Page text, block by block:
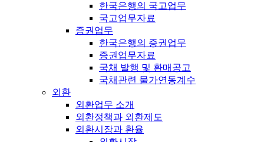
한국은행의 국고업무
국고업무자료
증권업무
한국은행의 증권업무
증권업무자료
국채 발행 및 환매공고
국채관련 물가연동계수
외환
외환업무 소개
외환정책과 외환제도
외환시장과 환율